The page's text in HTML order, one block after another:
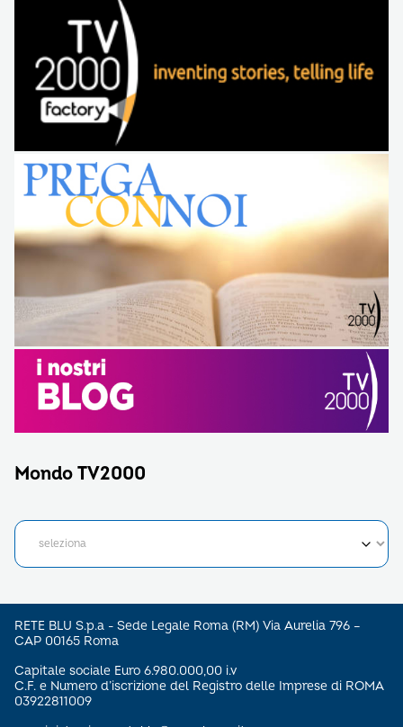
Mondo TV2000
RETE BLU S.p.a - Sede Legale Roma (RM) Via Aurelia 796 –
CAP 00165 Roma
Capitale sociale Euro 6.980.000,00 i.v
C.F. e Numero d’iscrizione del Registro delle Imprese di ROMA
03922811009